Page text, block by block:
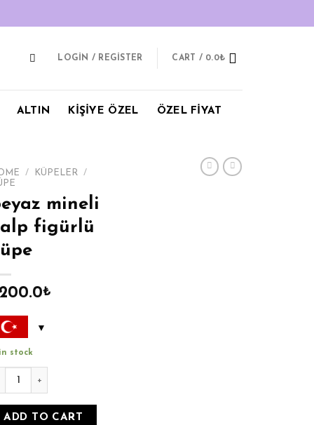
LOGIN / REGISTER CART / 0.0₺
ALTIN KİŞİYE ÖZEL ÖZEL FİYAT
/ KÜPELER
/
mineli
figürlü
₺
stock
ADD TO CART